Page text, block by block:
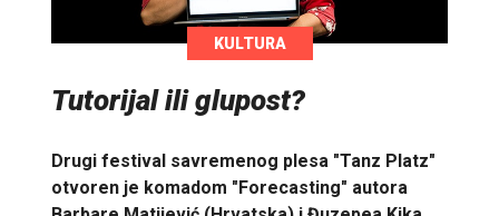
KULTURA
Tutorijal ili glupost?
Drugi festival savremenog plesa "Tanz Platz"
otvoren je komadom "Forecasting" autora